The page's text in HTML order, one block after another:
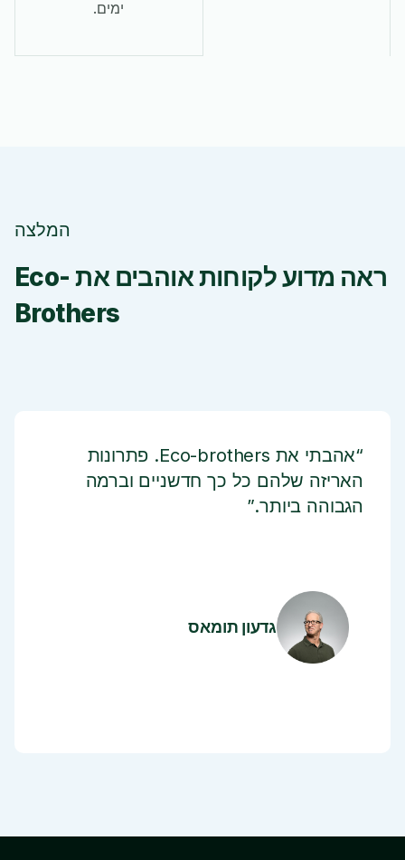
ימים.
המלצה
ראה מדוע לקוחות אוהבים את Eco-
Brothers
“אהבתי את Eco-brothers. פתרונות
האריזה שלהם כל כך חדשניים וברמה
הגבוהה ביותר.”
גדעון תומאס